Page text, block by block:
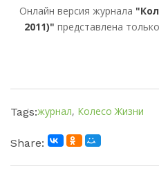
Онлайн версия журнала
2011)" представлена
Tags:журнал, Колесо Жизни
Share: